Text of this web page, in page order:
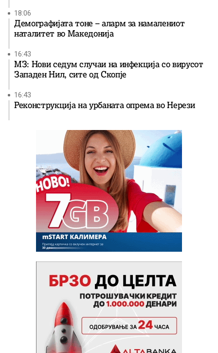
18:06
Демографијата тоне – аларм за намалениот
наталитет во Македонија
16:43
МЗ: Нови седум случаи на инфекција со вирусот
Западен Нил, сите од Скопје
16:43
Реконструкција на урбаната опрема во Нерези